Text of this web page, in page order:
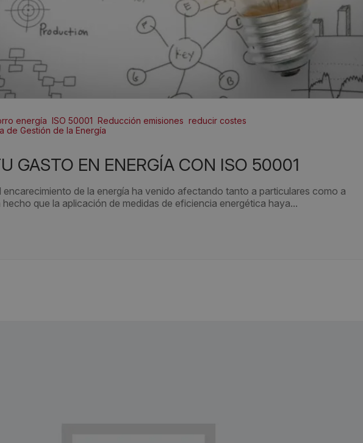
energía ISO 50001 Reducción emisiones reducir costes
de Gestión de la Energía
GASTO EN ENERGÍA CON ISO 50001
encarecimiento de la energía ha venido afectando tanto a particulares como a
hecho que la aplicación de medidas de eficiencia energética haya...